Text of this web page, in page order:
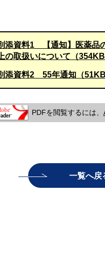
添資料1 【通知】医薬品
上の取扱いについて（354KB
添資料2 55年通知（51KB
PDFを閲覧するには、
一覧へ戻